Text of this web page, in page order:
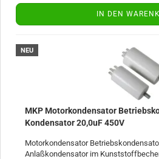
IN DEN
NEU
MKP Motorkondensator
Kondensator 20,0uF 450V
Motorkondensator
Anlaßkondensator im